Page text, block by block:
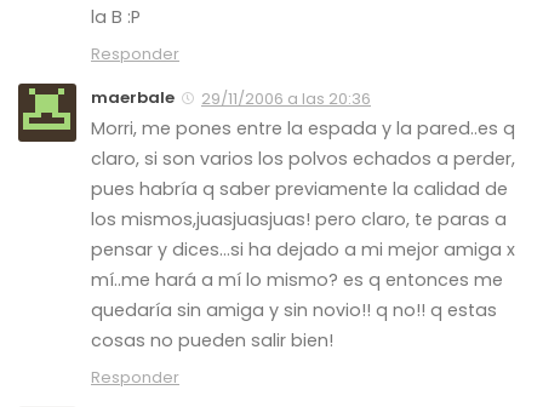
la B :P
Responder
maerbale
29/11/2006 a las 20:36
Morri, me pones entre la espada y la pared..es q
claro, si son varios los polvos echados a perder,
pues habría q saber previamente la calidad de
los mismos,juasjuasjuas! pero claro, te paras a
pensar y dices…si ha dejado a mi mejor amiga x
mí..me hará a mí lo mismo? es q entonces me
quedaría sin amiga y sin novio!! q no!! q estas
cosas no pueden salir bien!
Responder